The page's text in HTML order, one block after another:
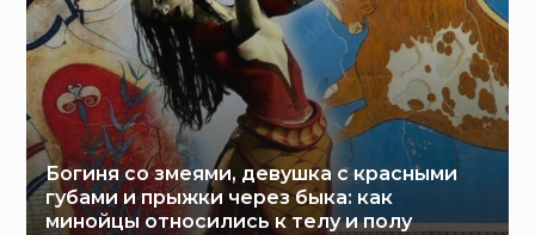
Богиня со змеями, девушка с красными
губами и прыжки через быка: как
минойцы относились к телу и полу